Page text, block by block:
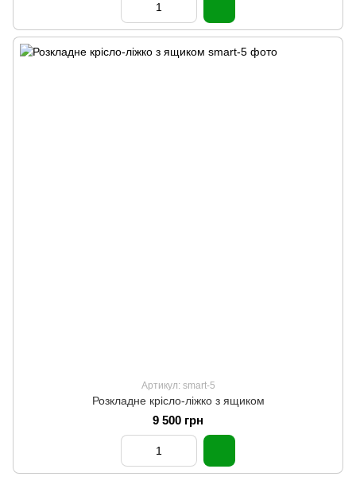
Артикул: smart-5
Розкладне крісло-ліжко з ящиком
9 500 грн